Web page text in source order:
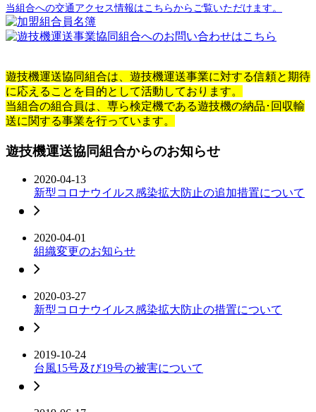
当組合への交通アクセス情報はこちらからご覧いただけます。
遊技機運送協同組合は、遊技機運送事業に対する信頼と期待
に応えることを目的として活動しております。
当組合の組合員は、専ら検定機である遊技機の納品･回収輸
送に関する事業を行っています。
遊技機運送協同組合からのお知らせ
2020-04-13
新型コロナウイルス感染拡大防止の追加措置について
2020-04-01
組織変更のお知らせ
2020-03-27
新型コロナウイルス感染拡大防止の措置について
2019-10-24
台風15号及び19号の被害について